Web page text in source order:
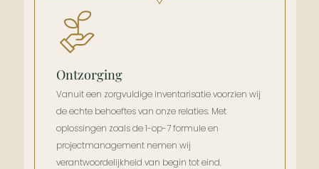
Ontzorging
Vanuit een zorgvuldige inventarisatie voorzien wij
de echte behoeftes van onze relaties. Met
oplossingen zoals de 1-op-7 formule en
projectmanagement nemen wij
verantwoordelijkheid van begin tot eind.